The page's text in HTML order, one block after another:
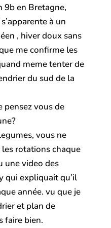
9b en Bretagne,
à un
, hiver doux sans
me confirme les
meme tenter de
du sud de la
pensez vous de
vous ne
rotations chaque
une video des
qui expliquait qu’il
année. vu que je
et plan de
faire bien.